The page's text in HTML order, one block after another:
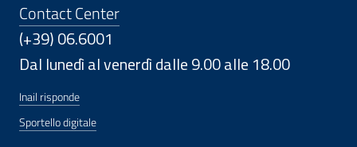
Contact Center
(+39) 06.6001
Dal lunedì al venerdì dalle 9.00 alle 18.00
Inail risponde
Sportello digitale